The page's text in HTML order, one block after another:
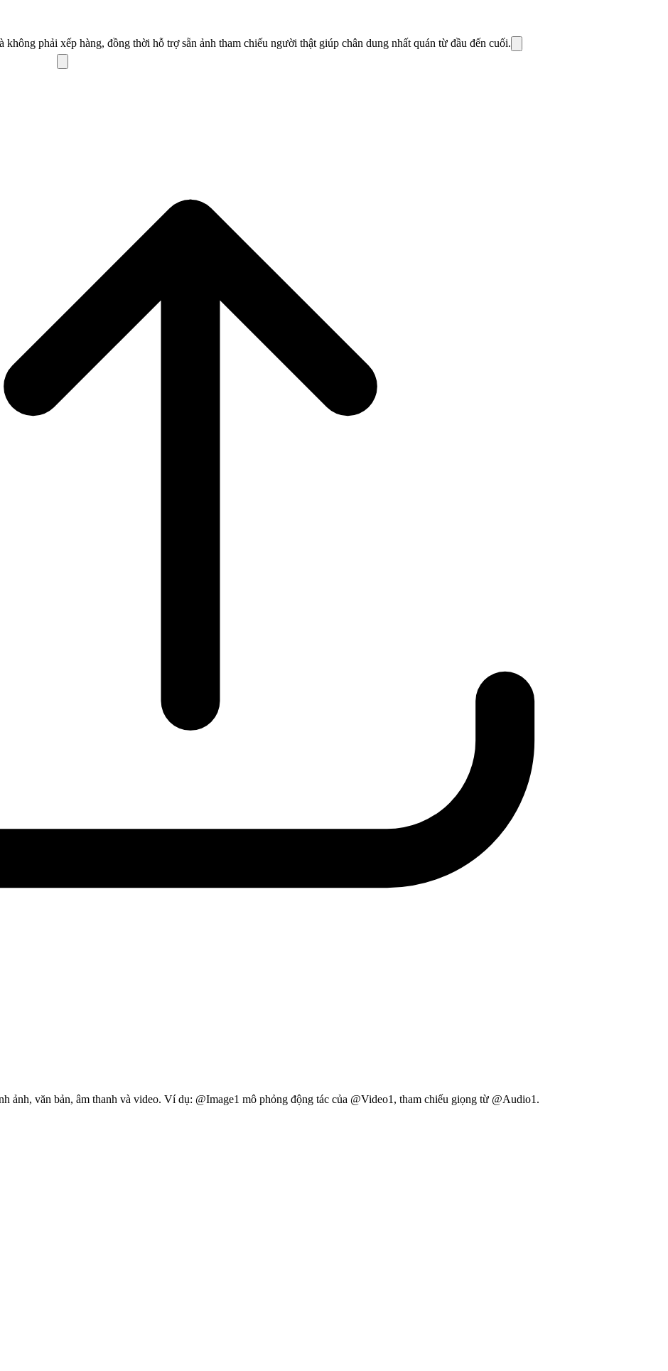
phải xếp hàng, đồng thời hỗ trợ sẵn ảnh tham chiếu người thật giúp chân dung nhất quán từ đầu đến cuối.
ảnh, văn bản, âm thanh và video. Ví dụ: @Image1 mô phỏng động tác của @Video1, tham chiếu giọng từ @Audio1.